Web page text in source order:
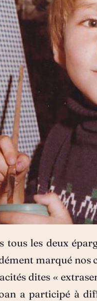
tous les deux
marqué nos
dites «
a participé à